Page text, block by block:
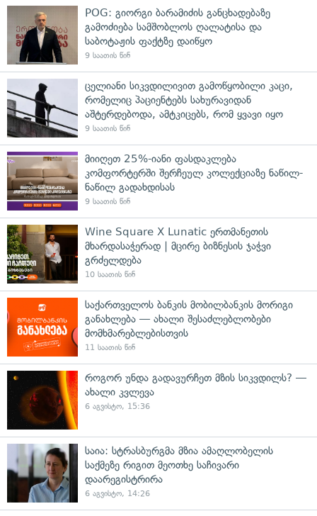
POG: გიორგი ბარამიძის განცხადებაზე
გამოძიება სამშობლოს ღალატისა და
საბოტაჟის ფაქტზე დაიწყო
9 საათის წინ
ცელიანი სიკვდილივით გამოწყობილი კაცი,
რომელიც პაციენტებს სახურავიდან
აშტერდებოდა, ამტკიცებს, რომ ყვავი იყო
9 საათის წინ
მიიღეთ 25%-იანი ფასდაკლება
კომფორტერში შერჩეულ კოლექციაზე ნაწილ-
ნაწილ გადახდისას
9 საათის წინ
Wine Square X Lunatic ერთმანეთის
მხარდასაჭერად | მცირე ბიზნესის ჯაჭვი
გრძელდება
10 საათის წინ
საქართველოს ბანკის მობილბანკის მორიგი
განახლება — ახალი შესაძლებლობები
მომხმარებლებისთვის
11 საათის წინ
როგორ უნდა გადავურჩეთ მზის სიკვდილს? —
ახალი კვლევა
6 აგვისტო, 15:36
საია: სტრასბურგმა მზია ამაღლობელის
საქმეზე რიგით მეოთხე საჩივარი
დაარეგისტრირა
6 აგვისტო, 14:26